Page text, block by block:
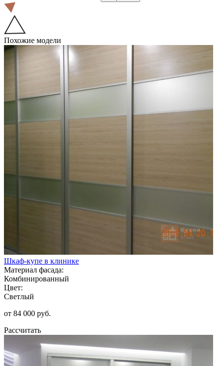
Похожие модели
Шкаф-купе в клинике
Материал фасада:
Комбинированный
Цвет:
Светлый
от 84 000 руб.
Рассчитать